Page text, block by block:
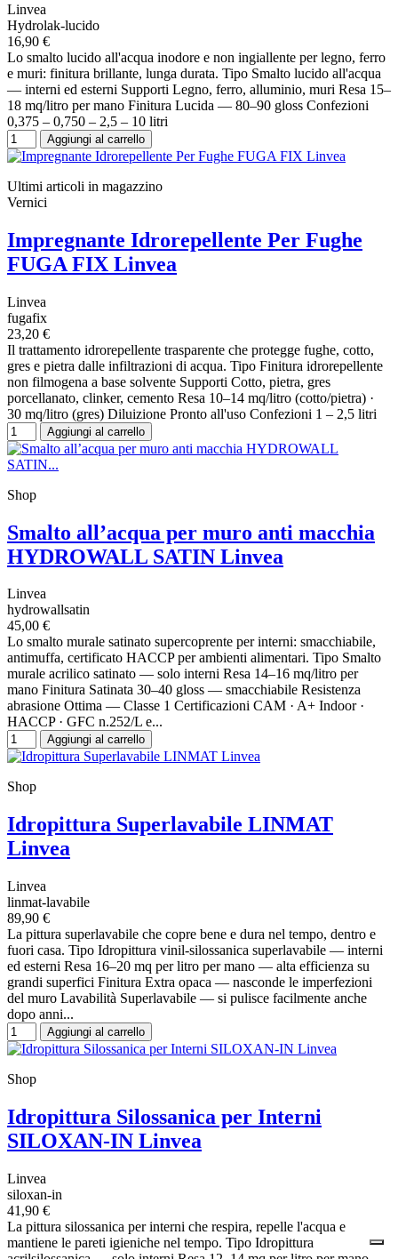
Linvea
Hydrolak-lucido
16,90 €
Lo smalto lucido all'acqua inodore e non ingiallente per legno, ferro
e muri: finitura brillante, lunga durata. Tipo Smalto lucido all'acqua
— interni ed esterni Supporti Legno, ferro, alluminio, muri Resa 15–
18 mq/litro per mano Finitura Lucida — 80–90 gloss Confezioni
0,375 – 0,750 – 2,5 – 10 litri
Aggiungi al carrello
Ultimi articoli in magazzino
Vernici
Impregnante Idrorepellente Per Fughe
FUGA FIX Linvea
Linvea
fugafix
23,20 €
Il trattamento idrorepellente trasparente che protegge fughe, cotto,
gres e pietra dalle infiltrazioni di acqua. Tipo Finitura idrorepellente
non filmogena a base solvente Supporti Cotto, pietra, gres
porcellanato, clinker, cemento Resa 10–14 mq/litro (cotto/pietra) ·
30 mq/litro (gres) Diluizione Pronto all'uso Confezioni 1 – 2,5 litri
Aggiungi al carrello
Shop
Smalto all’acqua per muro anti macchia
HYDROWALL SATIN Linvea
Linvea
hydrowallsatin
45,00 €
Lo smalto murale satinato supercoprente per interni: smacchiabile,
antimuffa, certificato HACCP per ambienti alimentari. Tipo Smalto
murale acrilico satinato — solo interni Resa 14–16 mq/litro per
mano Finitura Satinata 30–40 gloss — smacchiabile Resistenza
abrasione Ottima — Classe 1 Certificazioni CAM · A+ Indoor ·
HACCP · GFC n.252/L e...
Aggiungi al carrello
Shop
Idropittura Superlavabile LINMAT
Linvea
Linvea
linmat-lavabile
89,90 €
La pittura superlavabile che copre bene e dura nel tempo, dentro e
fuori casa. Tipo Idropittura vinil-silossanica superlavabile — interni
ed esterni Resa 16–20 mq per litro per mano — alta efficienza su
grandi superfici Finitura Extra opaca — nasconde le imperfezioni
del muro Lavabilità Superlavabile — si pulisce facilmente anche
dopo anni...
Aggiungi al carrello
Shop
Idropittura Silossanica per Interni
SILOXAN-IN Linvea
Linvea
siloxan-in
41,90 €
La pittura silossanica per interni che respira, repelle l'acqua e
mantiene le pareti igieniche nel tempo. Tipo Idropittura